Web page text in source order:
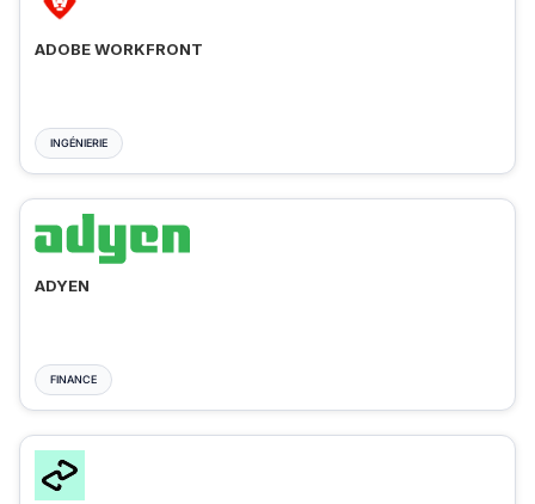
ADOBE WORKFRONT
INGÉNIERIE
ADYEN
FINANCE